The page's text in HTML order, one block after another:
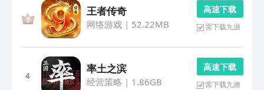
王者传奇
网络游戏| 52.22MB
高 速 下 载
需下载九游
4
率土之滨
经营策略 | 1.86GB
高 速 下 载
需下载九游